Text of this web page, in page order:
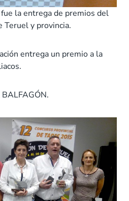
la entrega de premios del
Teruel y provincia.
entrega un premio a la